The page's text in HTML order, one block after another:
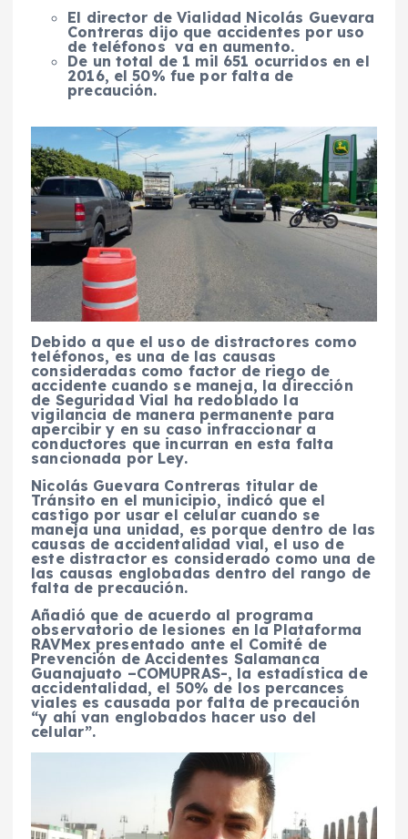
El director de Vialidad Nicolás Guevara
Contreras dijo que accidentes por uso
de teléfonos va en aumento.
De un total de 1 mil 651 ocurridos en el
2016, el 50% fue por falta de
precaución.
Debido a que el uso de distractores como
teléfonos, es una de las causas
consideradas como factor de riego de
accidente cuando se maneja, la dirección
de Seguridad Vial ha redoblado la
vigilancia de manera permanente para
apercibir y en su caso infraccionar a
conductores que incurran en esta falta
sancionada por Ley.
Nicolás Guevara Contreras titular de
Tránsito en el municipio, indicó que el
castigo por usar el celular cuando se
maneja una unidad, es porque dentro de las
causas de accidentalidad vial, el uso de
este distractor es considerado como una de
las causas englobadas dentro del rango de
falta de precaución.
Añadió que de acuerdo al programa
observatorio de lesiones en la Plataforma
RAVMex presentado ante el Comité de
Prevención de Accidentes Salamanca
Guanajuato –COMUPRAS-, la estadística de
accidentalidad, el 50% de los percances
viales es causada por falta de precaución
“y ahí van englobados hacer uso del
celular”.